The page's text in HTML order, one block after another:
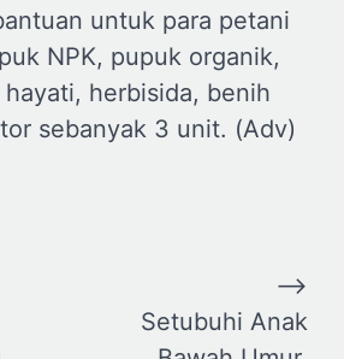
untuk para petani
NPK, pupuk organik,
herbisida, benih
sebanyak 3 unit. (Adv)
Setubuhi Anak
⟶